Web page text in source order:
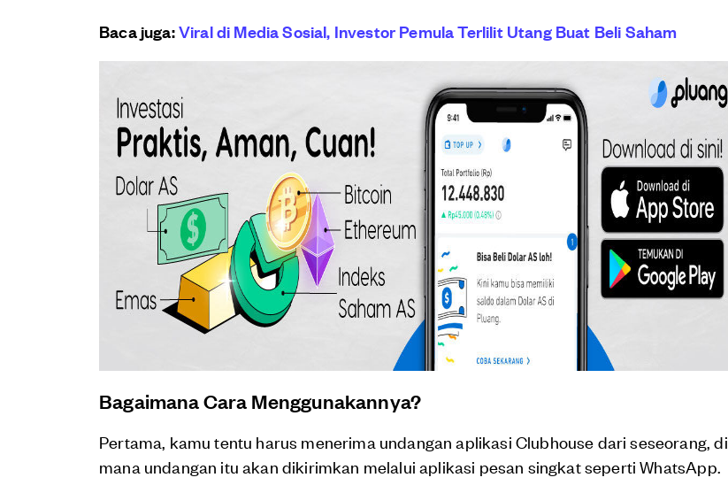
Baca juga:Viral di Media Sosial, Investor Pemula Terlilit Utang Buat Beli Saham
Bagaimana Cara Menggunakannya?
Pertama, kamu tentu harus menerima undangan aplikasi Clubhouse dari seseorang, di
mana undangan itu akan dikirimkan melalui aplikasi pesan singkat seperti WhatsApp.